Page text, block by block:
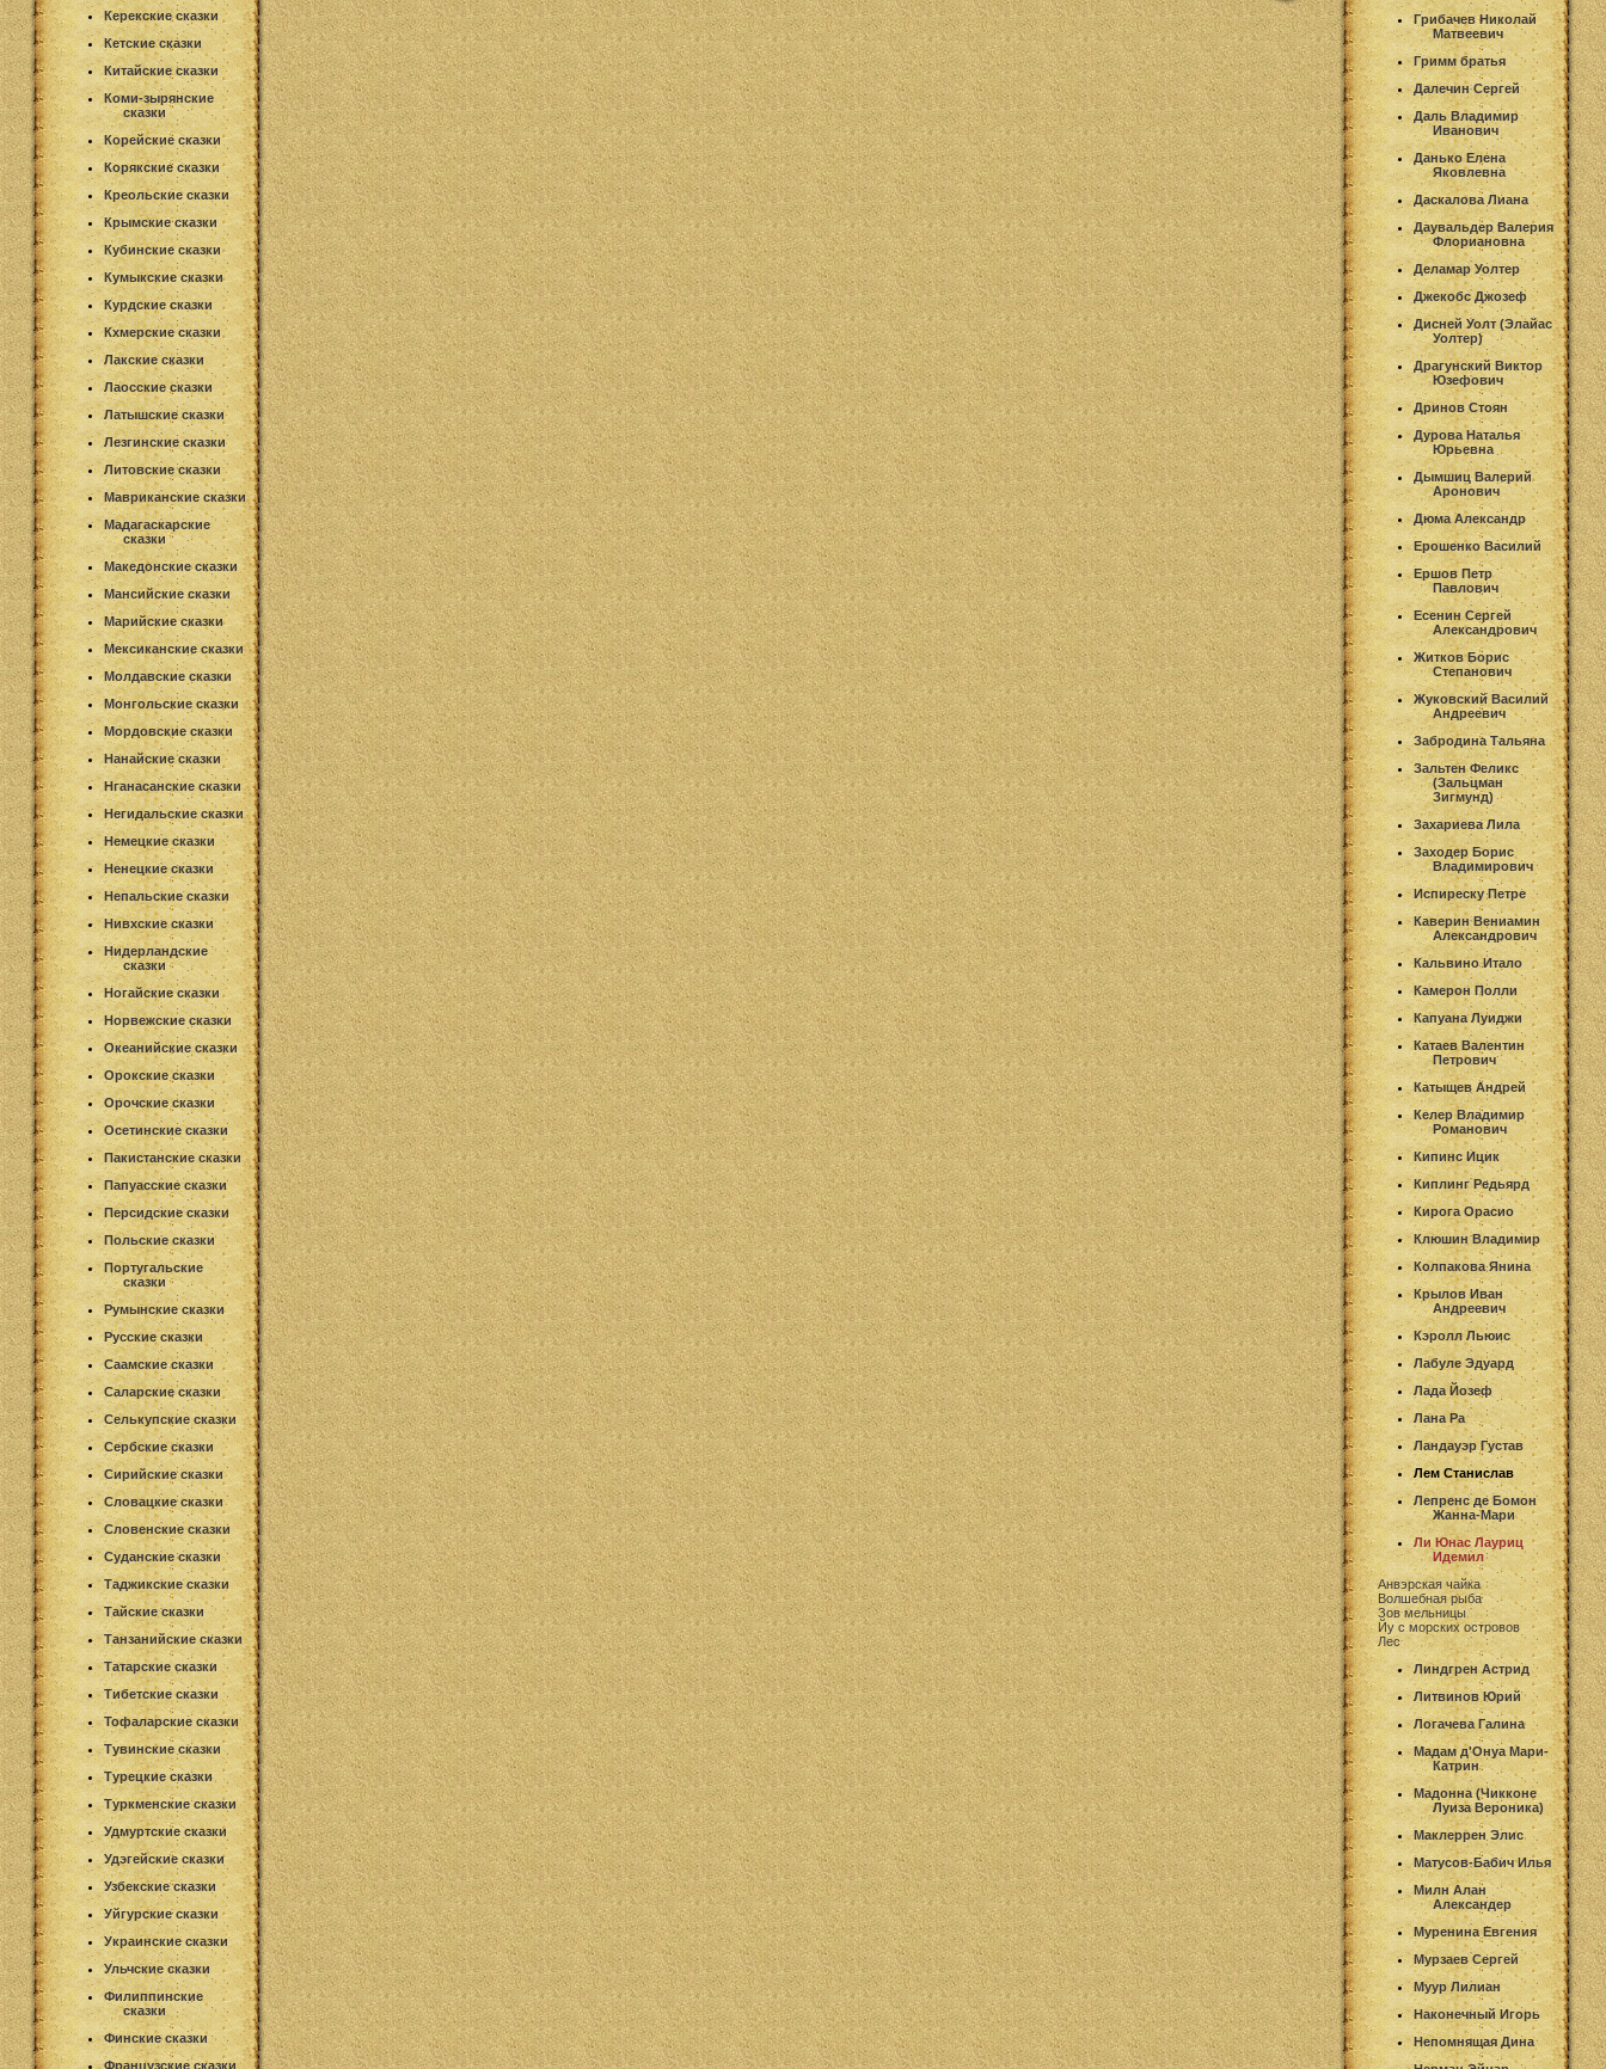
Керекские сказки
Кетские сказки
Китайские сказки
Коми-зырянские
сказки
Корейские сказки
Корякские сказки
Креольские сказки
Крымские сказки
Кубинские сказки
Кумыкские сказки
Курдские сказки
Кхмерские сказки
Лакские сказки
Лаосские сказки
Латышские сказки
Лезгинские сказки
Литовские сказки
Мавриканские сказки
Мадагаскарские
сказки
Македонские сказки
Мансийские сказки
Марийские сказки
Мексиканские сказки
Молдавские сказки
Монгольские сказки
Мордовские сказки
Нанайские сказки
Нганасанские сказки
Негидальские сказки
Немецкие сказки
Ненецкие сказки
Непальские сказки
Нивхские сказки
Нидерландские
сказки
Ногайские сказки
Норвежские сказки
Океанийские сказки
Орокские сказки
Орочские сказки
Осетинские сказки
Пакистанские сказки
Папуасские сказки
Персидские сказки
Польские сказки
Португальские
сказки
Румынские сказки
Русские сказки
Саамские сказки
Саларские сказки
Селькупские сказки
Сербские сказки
Сирийские сказки
Словацкие сказки
Словенские сказки
Суданские сказки
Таджикские сказки
Тайские сказки
Танзанийские сказки
Татарские сказки
Тибетские сказки
Тофаларские сказки
Тувинские сказки
Турецкие сказки
Туркменские сказки
Удмуртские сказки
Удэгейские сказки
Узбекские сказки
Уйгурские сказки
Украинские сказки
Ульчские сказки
Филиппинские
сказки
Финские сказки
Французские сказки
Грибачев Николай
Матвеевич
Гримм братья
Далечин Сергей
Даль Владимир
Иванович
Данько Елена
Яковлевна
Даскалова Лиана
Даувальдер Валерия
Флориановна
Деламар Уолтер
Джекобс Джозеф
Дисней Уолт (Элайас
Уолтер)
Драгунский Виктор
Юзефович
Дринов Стоян
Дурова Наталья
Юрьевна
Дымшиц Валерий
Аронович
Дюма Александр
Ерошенко Василий
Ершов Петр
Павлович
Есенин Сергей
Александрович
Житков Борис
Степанович
Жуковский Василий
Андреевич
Забродина Тальяна
Зальтен Феликс
(Зальцман
Зигмунд)
Захариева Лила
Заходер Борис
Владимирович
Испиреску Петре
Каверин Вениамин
Александрович
Кальвино Итало
Камерон Полли
Капуана Луиджи
Катаев Валентин
Петрович
Катыщев Андрей
Келер Владимир
Романович
Кипинс Ицик
Киплинг Редьярд
Кирога Орасио
Клюшин Владимир
Колпакова Янина
Крылов Иван
Андреевич
Кэролл Льюис
Лабуле Эдуард
Лада Йозеф
Лана Ра
Ландауэр Густав
Лем Станислав
Лепренс де Бомон
Жанна-Мари
Ли Юнас Лауриц
Идемил
Анвэрская чайка
Волшебная рыба
Зов мельницы
Йу с морских островов
Лес
Линдгрен Астрид
Литвинов Юрий
Логачева Галина
Мадам д'Онуа Мари-
Катрин
Мадонна (Чикконе
Луиза Вероника)
Маклеррен Элис
Матусов-Бабич Илья
Милн Алан
Александер
Муренина Евгения
Мурзаев Сергей
Муур Лилиан
Наконечный Игорь
Непомнящая Дина